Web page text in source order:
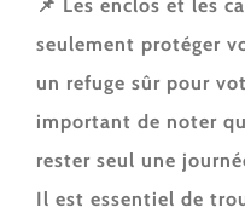
📌 Les enclos et les
seulement protéger
un refuge sûr pour
important de noter
rester seul une
Il est essentiel de